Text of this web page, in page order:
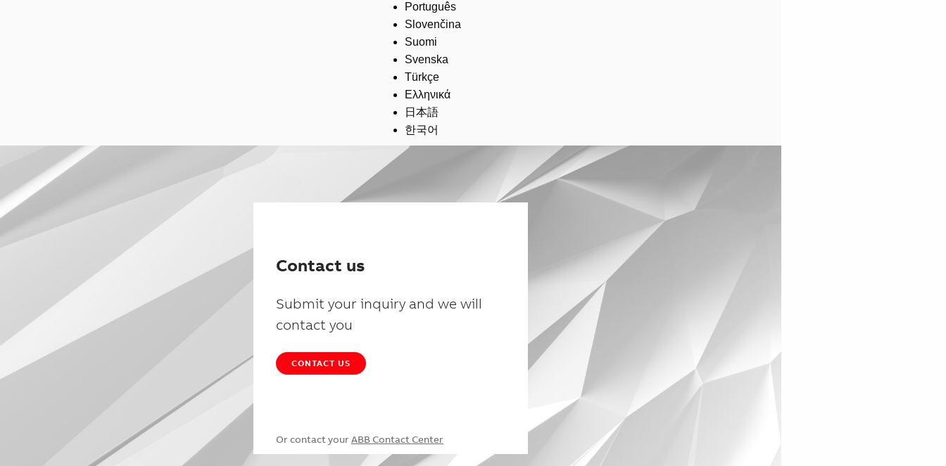
Português
Slovenčina
Suomi
Svenska
Türkçe
Ελληνικά
日本語
한국어
Contact us
Submit your inquiry and we will
contact you
CONTACT US
Or contact your ABB Contact Center